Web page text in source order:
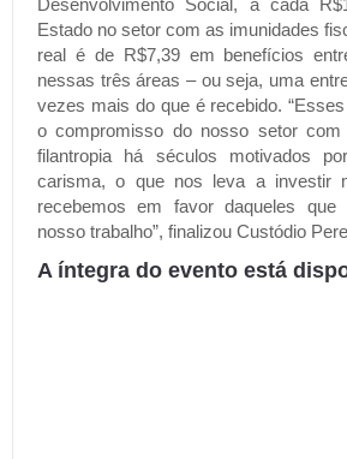
Estado no setor com as imunidades
real é de R$7,39 em benefícios
nessas três áreas – ou seja, uma
vezes mais do que é recebido.
o compromisso do nosso setor
filantropia há séculos motivados
carisma, o que nos leva a investir
recebemos em favor daqueles
nosso trabalho”, finalizou Custódio
A íntegra do evento está